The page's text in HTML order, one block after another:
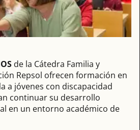
de la Cátedra Familia y
Repsol ofrecen formación en
a jóvenes con discapacidad
continuar su desarrollo
en un entorno académico de